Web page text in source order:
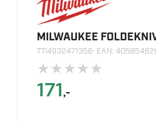
MILWAUKEE
TTI4932471356· EAN:
★★★★★
171,-